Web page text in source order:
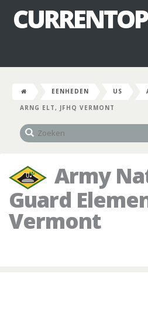
EENHEDEN US
ARNG ELT, JFHQ VERMONT
Army
Guard
Vermont